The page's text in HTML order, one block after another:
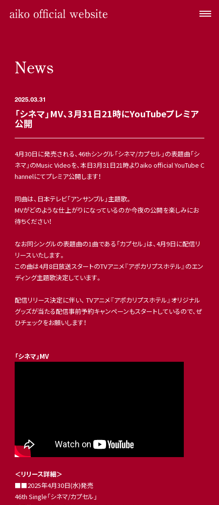
News
2025.03.31
「シネマ」MV、3月31日21時にYouTubeプレミア
公開
4月30日に発売される、46thシングル「シネマ/カプセル」の表題曲「シ
ネマ」のMusic Videoを、本日3月31日21時よりaiko official YouTube C
hannelにてプレミア公開します！
同曲は、日本テレビ「アンサンブル」主題歌。
MVがどのような仕上がりになっているのか今夜の公開を楽しみにお
待ちください！
なお同シングルの表題曲の1曲である「カプセル」は、4月9日に配信リ
リースいたします。
この曲は4月8日放送スタートのTVアニメ『アポカリプスホテル』のエン
ディング主題歌決定しています。
配信リリース決定に伴い、 TVアニメ『アポカリプスホテル』オリジナル
グッズが当たる配信事前予約キャンペーンもスタートしているので、ぜ
ひチェックをお願いします！
「シネマ」MV
＜リリース詳細＞
■■2025年4月30日(水)発売
46th Single「シネマ/カプセル」